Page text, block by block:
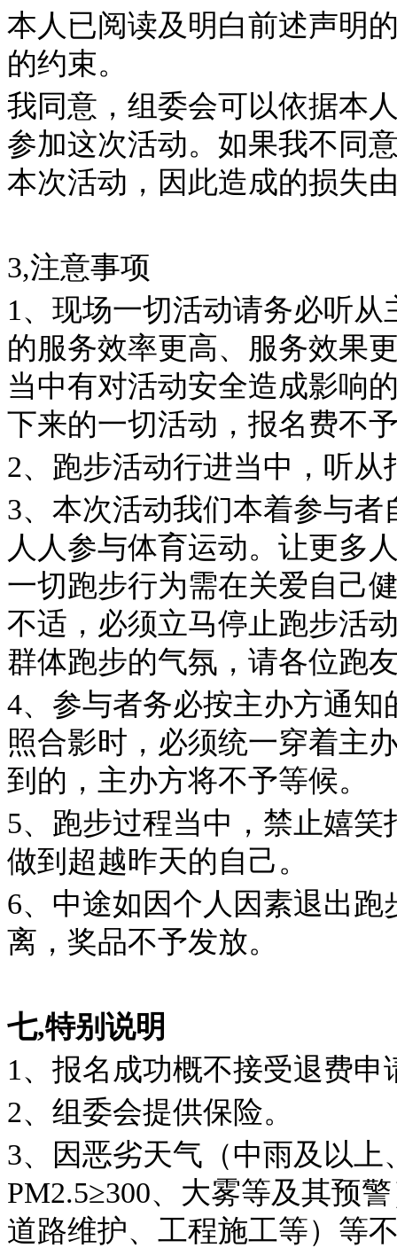
本人已阅读及明白前述声明
的约束。
我同意，组委会可以依据本
参加这次活动。如果我不同
本次活动，因此造成的损失
3,注意事项
1、现场一切活动请务必听
的服务效率更高、服务效果
当中有对活动安全造成影响
下来的一切活动，报名费不
2、跑步活动行进当中，听
3、本次活动我们本着参与
人人参与体育运动。让更多
一切跑步行为需在关爱自己
不适，必须立马停止跑步活
群体跑步的气氛，请各位跑
4、参与者务必按主办方通
照合影时，必须统一穿着主
到的，主办方将不予等候。
5、跑步过程当中，禁止嬉
做到超越昨天的自己。
6、中途如因个人因素退出
离，奖品不予发放。
七,特别说明
1、报名成功概不接受退费申
2、组委会提供保险。
3、因恶劣天气（中雨及以
PM2.5≥300、大雾等及其预
道路维护、工程施工等）等